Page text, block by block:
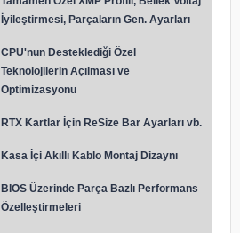
İyileştirmesi, Parçaların Gen. Ayarları
CPU'nun Desteklediği Özel
Teknolojilerin Açılması ve
Optimizasyonu
RTX Kartlar İçin ReSize Bar Ayarları vb.
Kasa İçi Akıllı Kablo Montaj Dizaynı
BIOS Üzerinde Parça Bazlı Performans
Özelleştirmeleri